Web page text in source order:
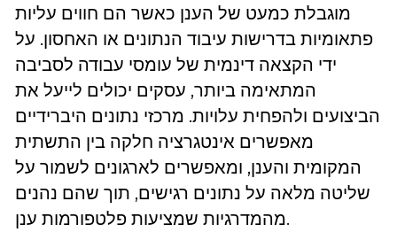
מוגבלת כמעט של הענן כאשר הם חווים עליות
פתאומיות בדרישות עיבוד הנתונים או האחסון. על
ידי הקצאה דינמית של עומסי עבודה לסביבה
המתאימה ביותר, עסקים יכולים לייעל את
הביצועים ולהפחית עלויות. מרכזי נתונים היברידיים
מאפשרים אינטגרציה חלקה בין התשתית
המקומית והענן, ומאפשרים לארגונים לשמור על
שליטה מלאה על נתונים רגישים, תוך שהם נהנים
מהמדרגיות שמציעות פלטפורמות ענן.